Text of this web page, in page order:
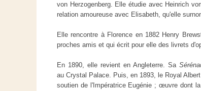
von Herzogenberg. Elle étudie avec Heinrich
relation amoureuse avec Elisabeth, qu'elle
Elle rencontre à Florence en 1882 Henry
proches amis et qui écrit pour elle des livrets
En 1890, elle revient en Angleterre. Sa
au Crystal Palace. Puis, en 1893, le Royal
soutien de l'Impératrice Eugénie ; œuvre dont